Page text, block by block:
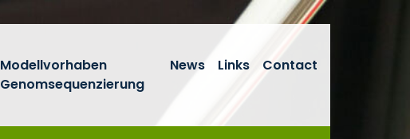
Modellvorhaben
Genomsequenzierung
News Links Contact